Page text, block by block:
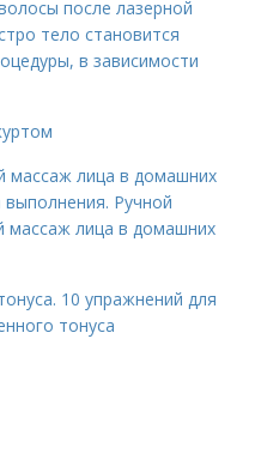
после лазерной
тело становится
в зависимости
лица в домашних
выполнения. Ручной
лица в домашних
10 упражнений для
тонуса